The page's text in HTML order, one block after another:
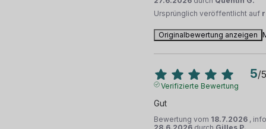
Ursprünglich veröffentlicht auf
Originalbewertung anzeigen
5/5
Verifizierte Bewertung
Gut
Bewertung vom 18.7.2026 ,